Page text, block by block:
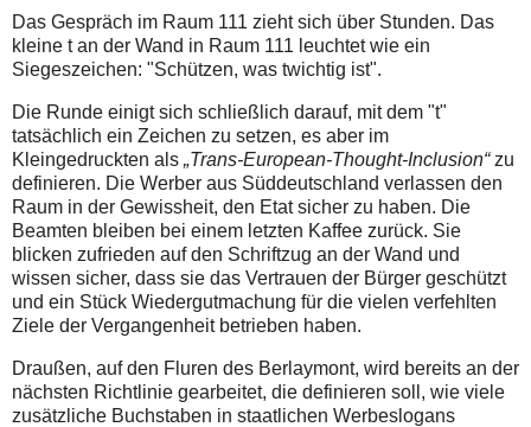
Das Gespräch im Raum 111 zieht sich über Stunden. Das
kleine t an der Wand in Raum 111 leuchtet wie ein
Siegeszeichen: "Schützen, was twichtig ist".
Die Runde einigt sich schließlich darauf, mit dem "t"
tatsächlich ein Zeichen zu setzen, es aber im
Kleingedruckten als „Trans-European-Thought-Inclusion“zu
definieren. Die Werber aus Süddeutschland verlassen den
Raum in der Gewissheit, den Etat sicher zu haben. Die
Beamten bleiben bei einem letzten Kaffee zurück. Sie
blicken zufrieden auf den Schriftzug an der Wand und
wissen sicher, dass sie das Vertrauen der Bürger geschützt
und ein Stück Wiedergutmachung für die vielen verfehlten
Ziele der Vergangenheit betrieben haben.
Draußen, auf den Fluren des Berlaymont, wird bereits an der
nächsten Richtlinie gearbeitet, die definieren soll, wie viele
zusätzliche Buchstaben in staatlichen Werbeslogans